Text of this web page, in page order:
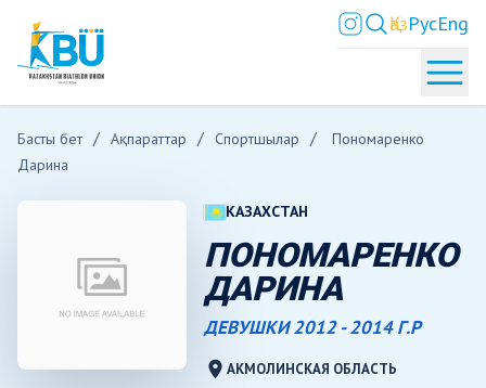
ҚазРусEng
Басты бет Ақпараттар Спортшылар
Пономаренко
Дарина
КАЗАХСТАН
ПОНОМАРЕНКО
ДАРИНА
ДЕВУШКИ 2012 - 2014 Г.Р
location_on АКМОЛИНСКАЯ ОБЛАСТЬ